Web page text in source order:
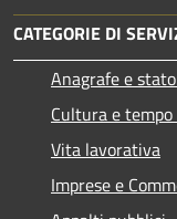
CATEGORIE DI
Anagrafe e
Cultura e
Vita lavorativa
Imprese e